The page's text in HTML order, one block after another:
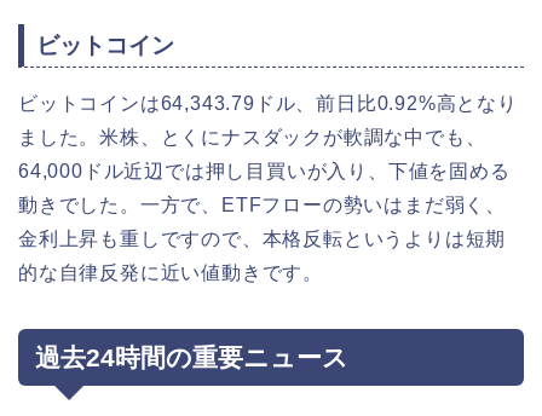
ビットコイン
ビットコインは64,343.79ドル、前日比0.92%高となり
ました。米株、とくにナスダックが軟調な中でも、
64,000ドル近辺では押し目買いが入り、下値を固める
動きでした。一方で、ETFフローの勢いはまだ弱く、
金利上昇も重しですので、本格反転というよりは短期
的な自律反発に近い値動きです。
過去24時間の重要ニュース